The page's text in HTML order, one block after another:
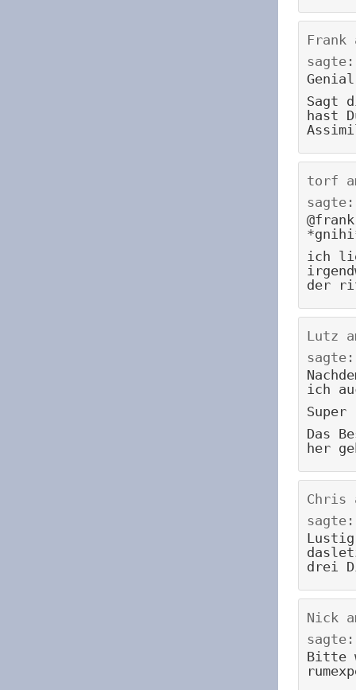
Frank
sagte:
Sagt
hast
torf
sagte:
ich
der
Lutz
sagte:
ich
Das
her
Chris
sagte:
drei
Nick
sagte:
Bitte